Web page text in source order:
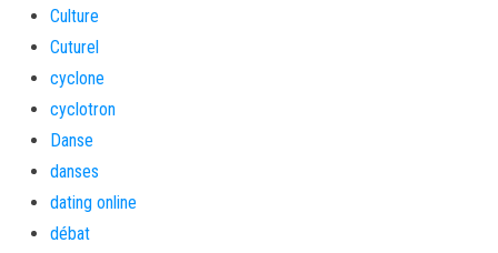
Culture
Cuturel
cyclone
cyclotron
Danse
danses
dating online
débat